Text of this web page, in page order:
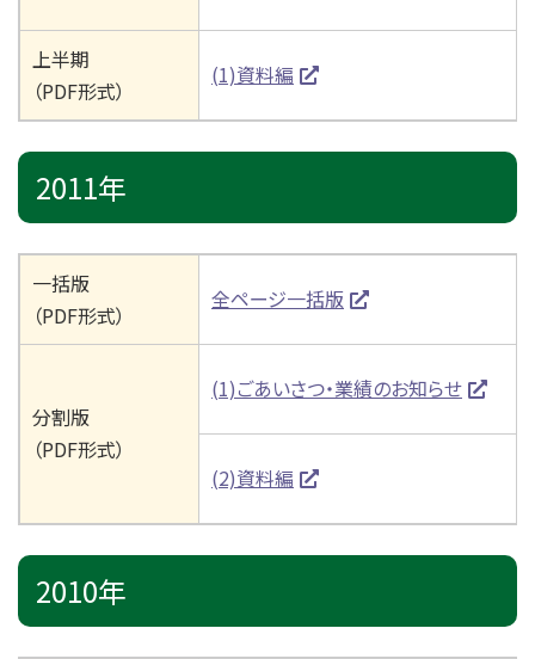
上半期
（PDF形式）
(1)資料編
2011年
一括版
（PDF形式）
全ページ一括版
分割版
（PDF形式）
(1)ごあいさつ・業績のお知らせ
(2)資料編
2010年